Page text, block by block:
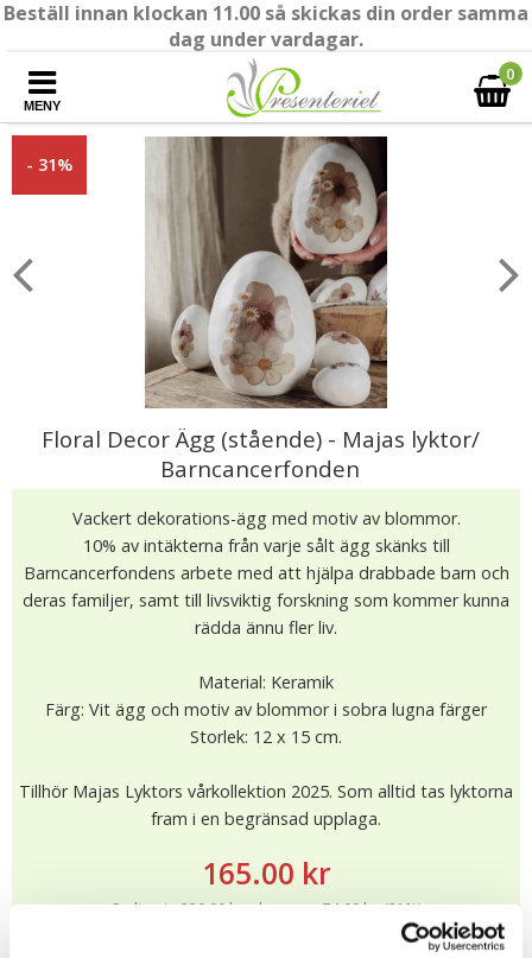
Beställ innan klockan 11.00 så skickas din order samma
dag under vardagar.
MENY
0
- 31%
Floral Decor Ägg (stående) - Majas lyktor/
Barncancerfonden
Vackert dekorations-ägg med motiv av blommor.
10% av intäkterna från varje sålt ägg skänks till
Barncancerfondens arbete med att hjälpa drabbade barn och
deras familjer, samt till livsviktig forskning som kommer kunna
rädda ännu fler liv.
Material: Keramik
Färg: Vit ägg och motiv av blommor i sobra lugna färger
Storlek: 12 x 15 cm.
Tillhör Majas Lyktors vårkollektion 2025. Som alltid tas lyktorna
fram i en begränsad upplaga.
165.00 kr
Ordinarie 239.00 kr , du sparar 74.00 kr, (31%)
Leveranstid: 1-4 dagar